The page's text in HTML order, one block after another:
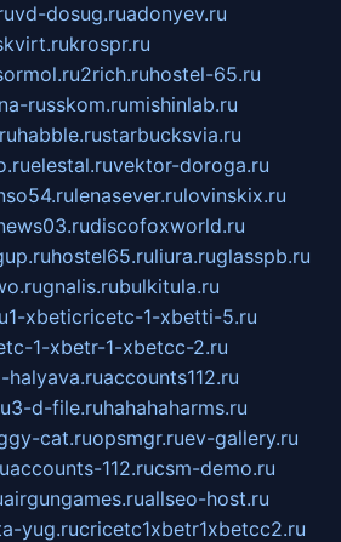
vd-dosug.ruadonyev.ru
krospr.ru
2rich.ruhostel-65.ru
russkom.rumishinlab.ru
habble.rustarbucksvia.ru
elestal.ruvektor-doroga.ru
lenasever.rulovinskix.ru
discofoxworld.ru
hostel65.ruliura.ruglasspb.ru
gnalis.rubulkitula.ru
1-xbeticricetc-1-xbetti-5.ru
1-xbetr-1-xbetcc-2.ru
halyava.ruaccounts112.ru
3-d-file.ruhahahaharms.ru
cat.ruopsmgr.ruev-gallery.ru
accounts-112.rucsm-demo.ru
airgungames.ruallseo-host.ru
yug.rucricetc1xbetr1xbetcc2.ru